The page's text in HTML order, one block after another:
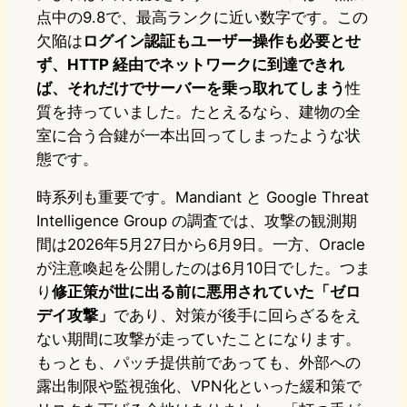
点中の9.8で、最高ランクに近い数字です。この
欠陥は ログイン認証もユーザー操作も必要とせ
ず、HTTP 経由でネットワークに到達できれ
ば、それだけでサーバーを乗っ取れてしまう性
質を持っていました。たとえるなら、建物の全
室に合う合鍵が一本出回ってしまったような状
態です。
時系列も重要です。Mandiant と Google Threat
Intelligence Group の調査では、攻撃の観測期
間は2026年5月27日から6月9日。一方、Oracle
が注意喚起を公開したのは6月10日でした。つま
り 修正策が世に出る前に悪用されていた「ゼロ
デイ攻撃」 であり、対策が後手に回らざるをえ
ない期間に攻撃が走っていたことになります。
もっとも、パッチ提供前であっても、外部への
露出制限や監視強化、VPN化といった緩和策で